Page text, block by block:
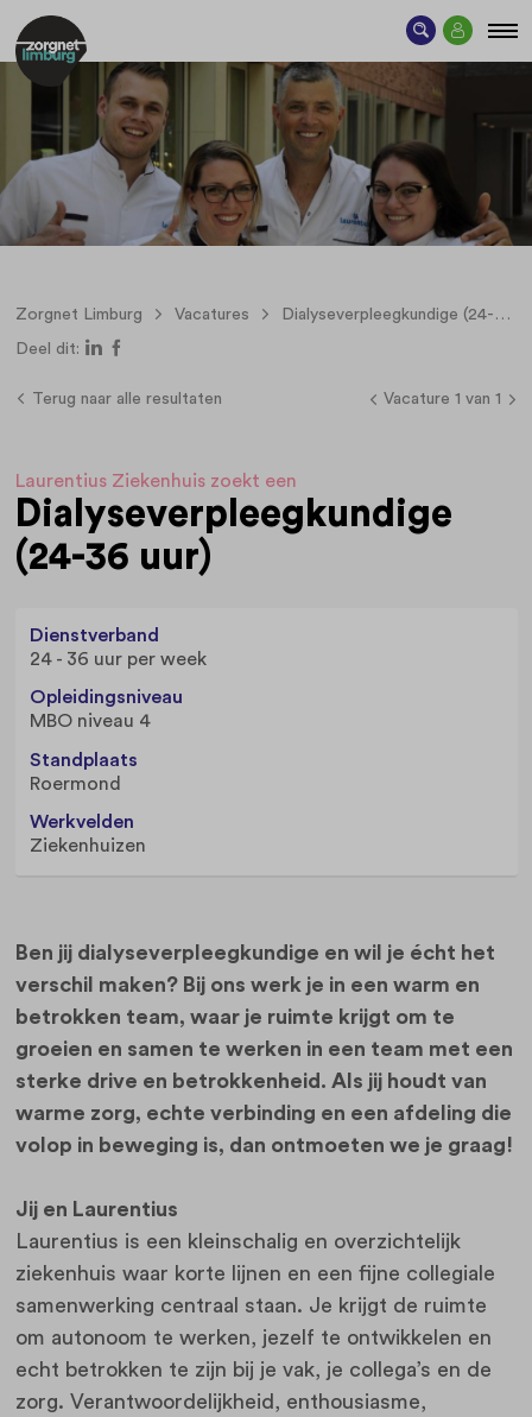
Zorgnet Limburg Vacatures Dialyseverpleegkundige (24-36 uur)
Deel dit:
Terug naar alle resultaten Vacature 1 van 1
Laurentius Ziekenhuis zoekt een
Dialyseverpleegkundige
(24-36 uur)
Dienstverband
24 - 36 uur per week
Opleidingsniveau
MBO niveau 4
Standplaats
Roermond
Werkvelden
Ziekenhuizen
Ben jij dialyseverpleegkundige en wil je écht het
verschil maken? Bij ons werk je in een warm en
betrokken team, waar je ruimte krijgt om te
groeien en samen te werken in een team met een
sterke drive en betrokkenheid. Als jij houdt van
warme zorg, echte verbinding en een afdeling die
volop in beweging is, dan ontmoeten we je graag!
Jij en Laurentius
Laurentius is een kleinschalig en overzichtelijk
ziekenhuis waar korte lijnen en een fijne collegiale
samenwerking centraal staan. Je krijgt de ruimte
om autonoom te werken, jezelf te ontwikkelen en
echt betrokken te zijn bij je vak, je collega’s en de
zorg. Verantwoordelijkheid, enthousiasme,